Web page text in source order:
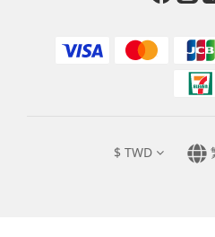
$ TWD